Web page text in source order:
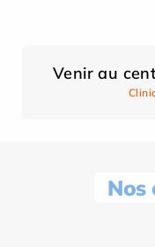
Venir au
Nos